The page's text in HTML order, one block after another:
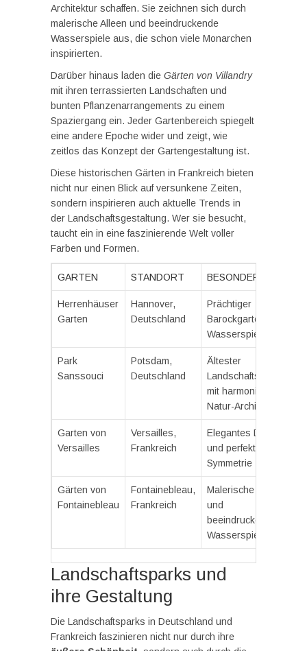
Architektur schaffen. Sie zeichnen sich durch
malerische Alleen und beeindruckende
Wasserspiele aus, die schon viele Monarchen
inspirierten.
Darüber hinaus laden die Gärten von Villandry
mit ihren terrassierten Landschaften und
bunten Pflanzenarrangements zu einem
Spaziergang ein. Jeder Gartenbereich spiegelt
eine andere Epoche wider und zeigt, wie
zeitlos das Konzept der Gartengestaltung ist.
Diese historischen Gärten in Frankreich bieten
nicht nur einen Blick auf versunkene Zeiten,
sondern inspirieren auch aktuelle Trends in
der Landschaftsgestaltung. Wer sie besucht,
taucht ein in eine faszinierende Welt voller
Farben und Formen.
GARTEN STANDORT BESONDERHEITEN
Herrenhäuser
Garten
Hannover,
Deutschland
Prächtiger
Barockgarten mit
Wasserspielen
Park
Sanssouci
Potsdam,
Deutschland
Ältester
Landschaftsgarten
mit harmonischer
Natur-Architektur
Garten von
Versailles
Versailles,
Frankreich
Elegantes Design
und perfekte
Symmetrie
Gärten von
Fontainebleau
Fontainebleau,
Frankreich
Malerische Alleen
und
beeindruckende
Wasserspiele
Landschaftsparks und
ihre Gestaltung
Die Landschaftsparks in Deutschland und
Frankreich faszinieren nicht nur durch ihre